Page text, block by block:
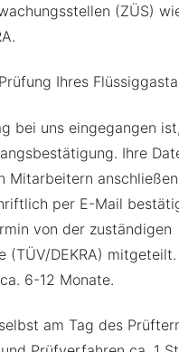
(ZÜS)
Ihres
bei uns eingegangen
Ihre
Mitarbeitern
per E-Mail
von der zuständigen
(TÜV/DEKRA) mitgeteilt.
6-12 Monate.
am Tag des